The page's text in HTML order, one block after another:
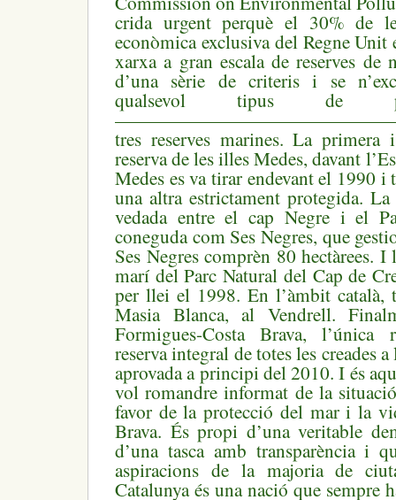
crida urgent perquè el 30% de
econòmica exclusiva del Regne Unit
xarxa a gran escala de reserves de
d’una sèrie de criteris i se
qualsevol tipus de
———————————————–Al
tres reserves marines. La primera
reserva de les illes Medes, davant
Medes es va tirar endevant el 1990 i
una altra estrictament protegida.
vedada entre el cap Negre i el
coneguda com Ses Negres, que
Ses Negres comprèn 80 hectàrees. I
marí del Parc Natural del Cap de
per llei el 1998. En l’àmbit català,
Masia Blanca, al Vendrell.
Formigues-Costa Brava, l’única
reserva integral de totes les creades
aprovada a principi del 2010. I és
vol romandre informat de la
favor de la protecció del mar i la
Brava. És propi d’una veritable
d’una tasca amb transparència i
aspiracions de la majoria de
Catalunya és una nació que sempre